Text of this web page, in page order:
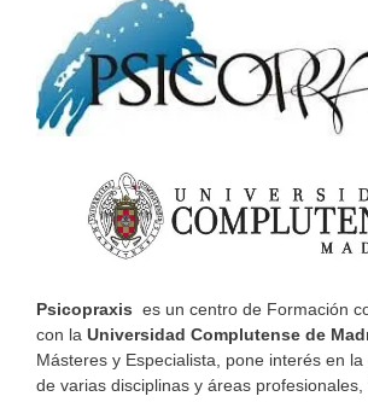
Psicopraxis es un centro de Formación
con la Universidad Complutense de
Másteres y Especialista, pone interés en la
de varias disciplinas y áreas profesionales,